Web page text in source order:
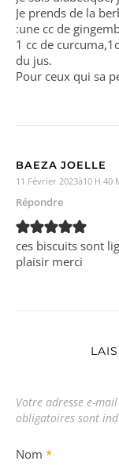
Je prends de la
:une cc de
1 cc de
du jus.
Pour ceux qui sa
BAEZA JOELLE
11 Février 2023à10 H 40
Répondre
ces biscuits sont
plaisir merci
Votre adresse e-
obligatoires sont
Nom *